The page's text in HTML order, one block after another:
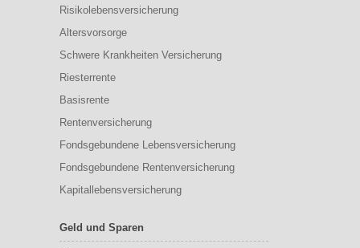
Risikolebensversicherung
Altersvorsorge
Schwere Krankheiten Versicherung
Riesterrente
Basisrente
Rentenversicherung
Fondsgebundene Lebensversicherung
Fondsgebundene Rentenversicherung
Kapitallebensversicherung
Geld und Sparen